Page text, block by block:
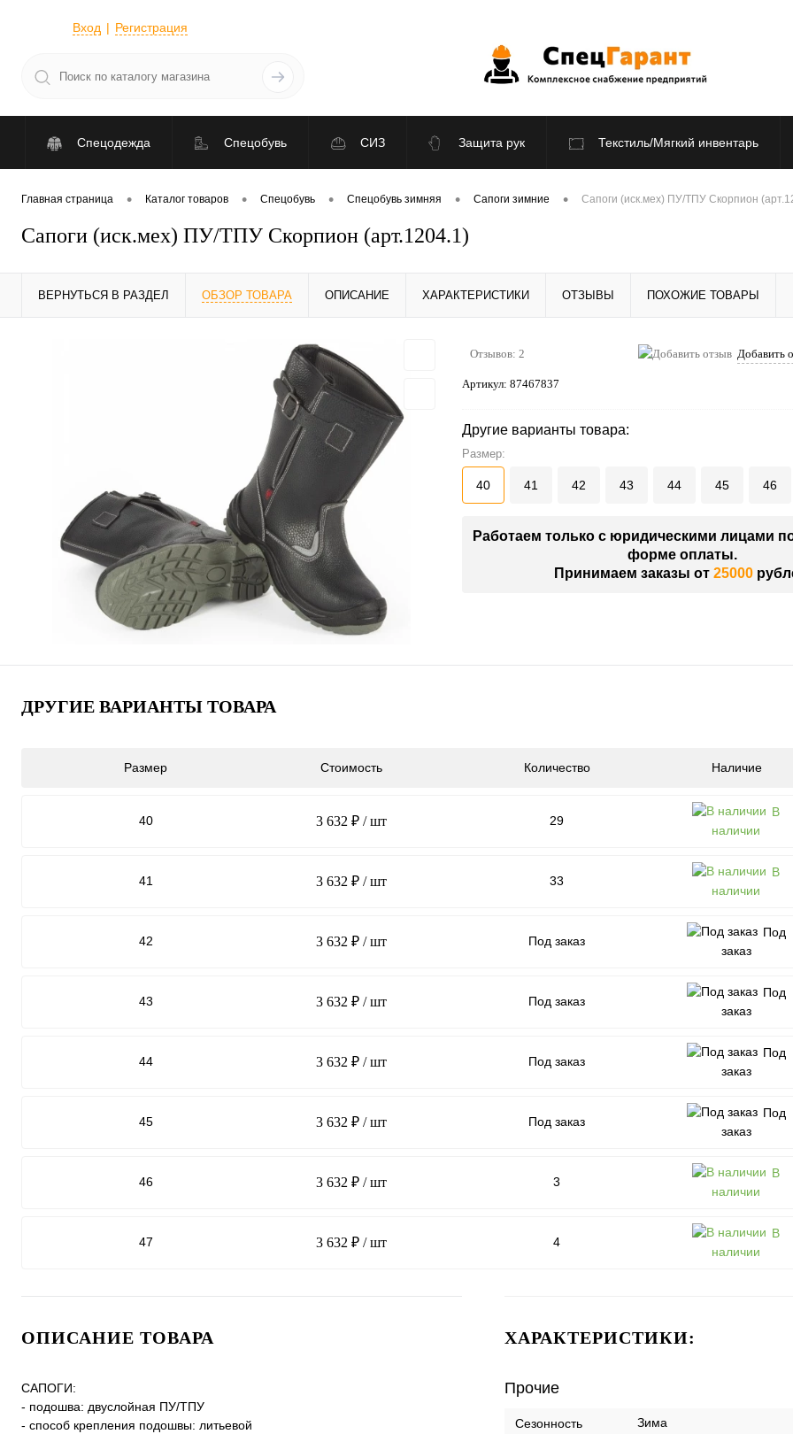
Вход Регистрация
Спецодежда Спецобувь СИЗ Защита рук Текстиль/Мягкий инвентарь
По отраслям Распродажа
Главная страница • Каталог товаров • Спецобувь • Спецобувь зимняя • Сапоги зимние • Сапоги (иск.мех) ПУ/ТПУ Скорпион
Сапоги (иск.мех) ПУ/ТПУ Скорпион (арт.1204.1)
ВЕРНУТЬСЯ В РАЗДЕЛ ОБЗОР ТОВАРА ОПИСАНИЕ ХАРАКТЕРИСТИКИ ОТЗЫВЫ ПОХОЖИЕ ТОВАРЫ
Отзывов: 2 Добавить
Артикул: 87467837
Другие варианты товара:
Размер:
40 41 42 43 44 45 46
Работаем только с юридическими лицами
форме оплаты.
Принимаем заказы от 25000
ДРУГИЕ ВАРИАНТЫ ТОВАРА
Размер Стоимость Количество Наличие
40 3 632 ₽ / шт 29
В
наличии
41 3 632 ₽ / шт 33
В
наличии
42 3 632 ₽ / шт Под заказ
Под
заказ
43 3 632 ₽ / шт Под заказ
Под
заказ
44 3 632 ₽ / шт Под заказ
Под
заказ
45 3 632 ₽ / шт Под заказ
Под
заказ
46 3 632 ₽ / шт 3
В
наличии
47 3 632 ₽ / шт 4
В
наличии
ОПИСАНИЕ ТОВАРА
САПОГИ:
- подошва: двуслойная ПУ/ТПУ
- способ крепления подошвы: литьевой
ХАРАКТЕРИСТИКИ:
Прочие
Сезонность Зима